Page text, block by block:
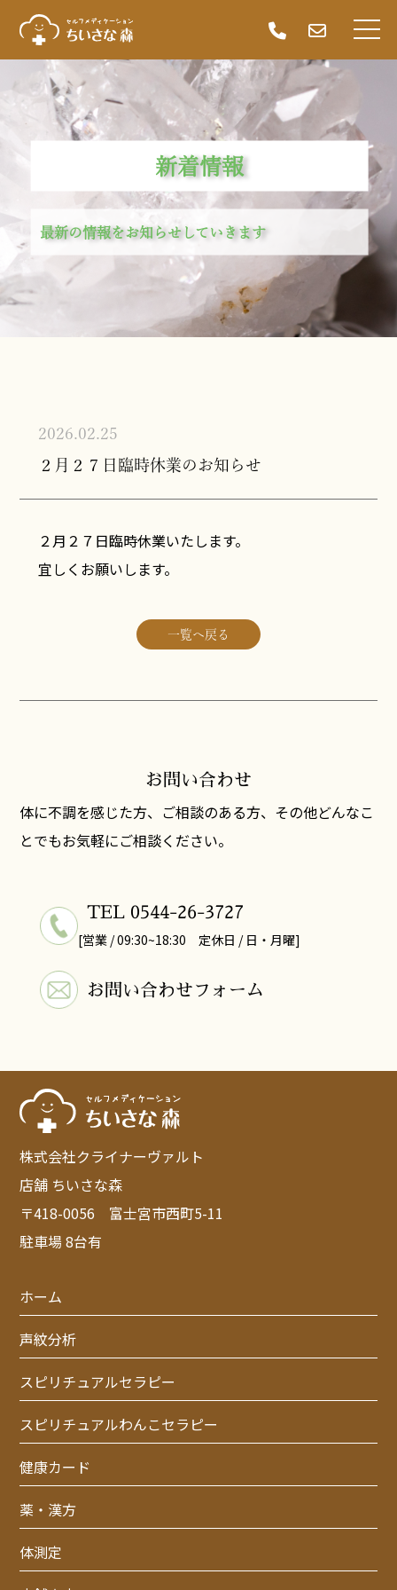
新着情報
最新の情報をお知らせしていきます
2026.02.25
２月２７日臨時休業のお知らせ
２月２７日臨時休業いたします。
宜しくお願いします。
一覧へ戻る
お問い合わせ
体に不調を感じた方、ご相談のある方、その他どんなこ
とでもお気軽にご相談ください。
TEL 0544-26-3727
[営業 / 09:30~18:30 定休日 / 日・月曜]
お問い合わせフォーム
株式会社クライナーヴァルト
店舗 ちいさな森
〒418-0056 富士宮市西町5-11
駐車場 8台有
ホーム
声紋分析
スピリチュアルセラピー
スピリチュアルわんこセラピー
健康カード
薬・漢方
体測定